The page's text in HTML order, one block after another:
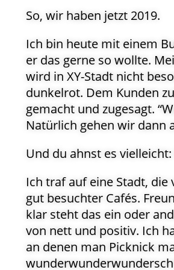
So, wir haben jetzt 2019.
Ich bin heute mit einem
er das gerne so wollte.
wird in XY-Stadt nicht
dunkelrot. Dem Kunden
gemacht und zugesagt.
Natürlich gehen wir dann
Und du ahnst es
Ich traf auf eine Stadt, die
gut besuchter Cafés.
klar steht das ein oder
von nett und positiv. Ich
an denen man Picknick